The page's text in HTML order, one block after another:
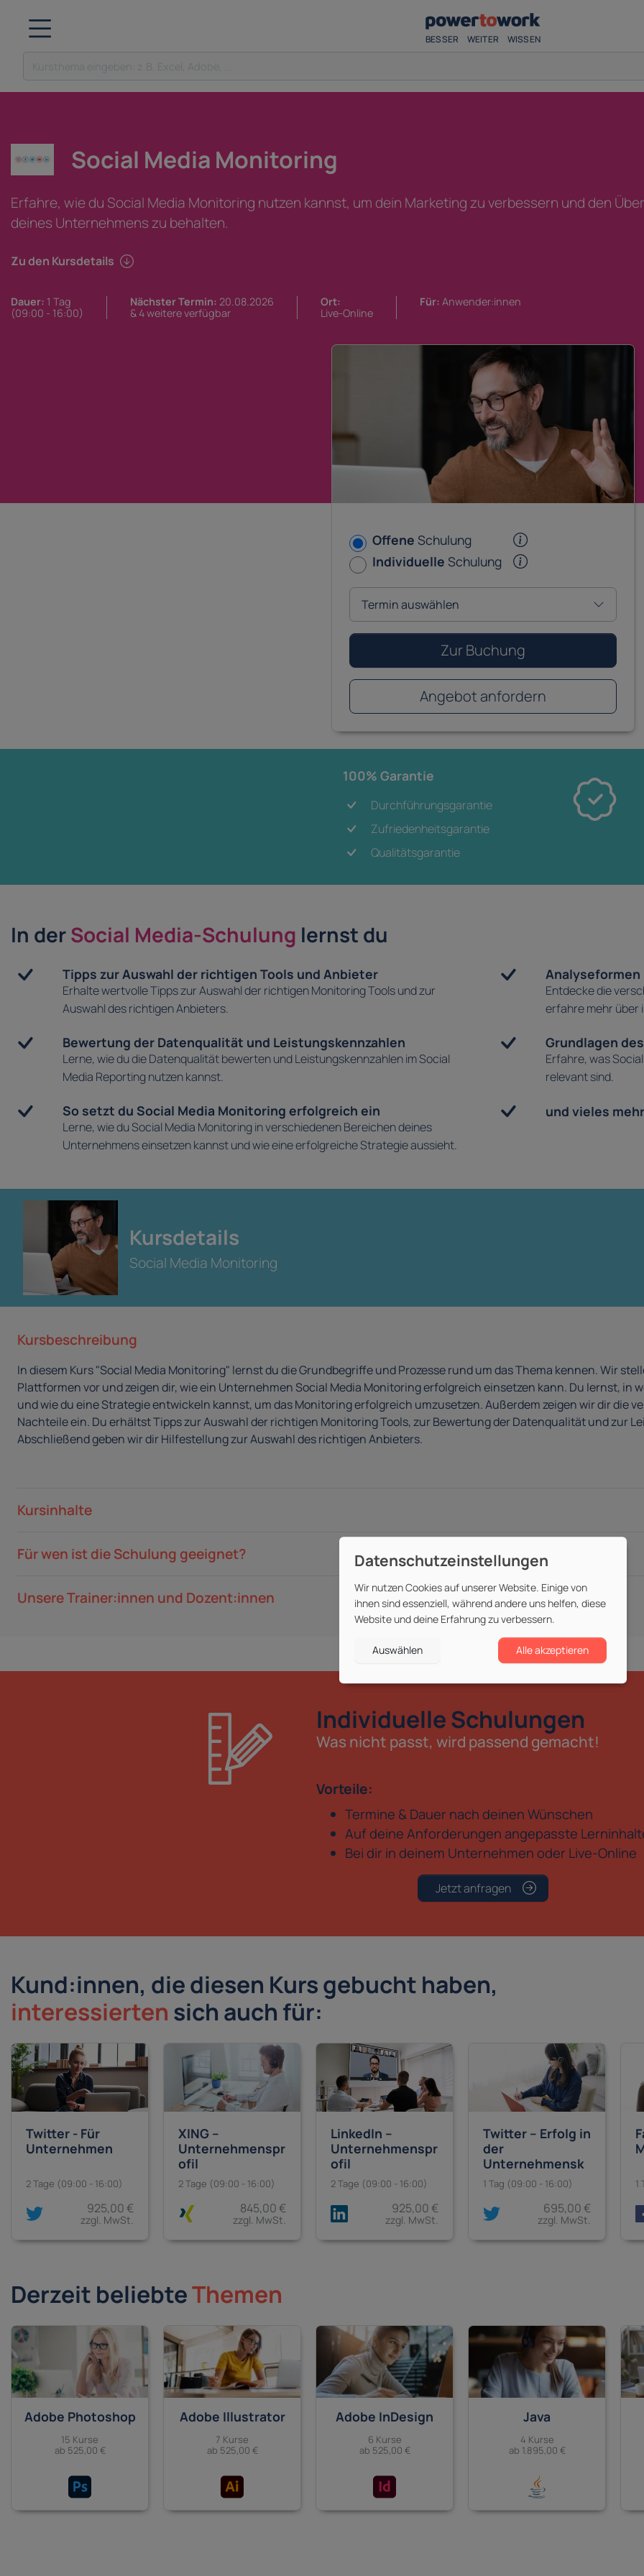
BESSER WEITER WISSEN
Social Media Monitoring
Erfahre, wie du Social Media Monitoring nutzen kannst, um dein Marketing zu verbessern und den
deines Unternehmens zu behalten.
Zu den Kursdetails
Dauer: 1 Tag
(09:00 - 16:00)
Nächster Termin: 20.08.2026
& 4 weitere verfügbar
Ort:
Live-Online
Für: Anwender:innen
In derSocial Media-Schulung lernst du
Tipps zur Auswahl der richtigen Tools und Anbieter
Erhalte wertvolle Tipps zur Auswahl der richtigen Monitoring Tools und zur
Auswahl des richtigen Anbieters.
Analyseformen
Entdecke die
erfahre mehr über
Bewertung der Datenqualität und Leistungskennzahlen
Lerne, wie du die Datenqualität bewerten und Leistungskennzahlen im Social
Media Reporting nutzen kannst.
Grundlagen
Erfahre, was
relevant sind.
So setzt du Social Media Monitoring erfolgreich ein
Lerne, wie du Social Media Monitoring in verschiedenen Bereichen deines
Unternehmens einsetzen kannst und wie eine erfolgreiche Strategie aussieht.
und vieles
Kursdetails
Social Media Monitoring
Kursbeschreibung
In diesem Kurs "Social Media Monitoring" lernst du die Grundbegriffe und Prozesse rund um das Thema kennen. Wir
Plattformen vor und zeigen dir, wie ein Unternehmen Social Media Monitoring erfolgreich einsetzen kann. Du lernst, in
und wie du eine Strategie entwickeln kannst, um das Monitoring erfolgreich umzusetzen. Außerdem zeigen wir dir die
Nachteile ein. Du erhältst Tipps zur Auswahl der richtigen Monitoring Tools, zur Bewertung der Datenqualität und zur
Abschließend geben wir dir Hilfestellung zur Auswahl des richtigen Anbieters.
Kursinhalte
Für wen ist die Schulung geeignet?
Unsere Trainer:innen und Dozent:innen
Offene Schulung
Individuelle Schulung
Zur Buchung
Angebot anfordern
100% Garantie
Durchführungsgarantie
Zufriedenheitsgarantie
Qualitätsgarantie
Individuelle Schulungen
Was nicht passt, wird passend gemacht!
Vorteile:
Termine & Dauer nach deinen Wünschen
Auf deine Anforderungen angepasste
Bei dir in deinem Unternehmen oder Live-Online
Jetzt anfragen
Kund:innen, die diesen Kurs gebucht haben,
interessierten sich auch für:
Twitter - Für
Unternehmen
2 Tage (09:00 - 16:00)
925,00 €
zzgl. MwSt.
XING –
Unternehmenspr
ofil
2 Tage (09:00 - 16:00)
845,00 €
zzgl. MwSt.
LinkedIn –
Unternehmenspr
ofil
2 Tage (09:00 - 16:00)
925,00 €
zzgl. MwSt.
Twitter – Erfolg in
der
Unternehmensk
ommunikation
1 Tag (09:00 - 16:00)
695,00 €
zzgl. MwSt.
1
Derzeit beliebteThemen
Adobe Photoshop
15 Kurse
ab 525,00 €
Adobe Illustrator
7 Kurse
ab 525,00 €
Adobe InDesign
6 Kurse
ab 525,00 €
Java
4 Kurse
ab 1.895,00 €
Wir nutzen Cookies auf unserer Website. Einige von
ihnen sind essenziell, während andere uns helfen, diese
Website und deine Erfahrung zu verbessern.
Auswählen Alle akzeptieren